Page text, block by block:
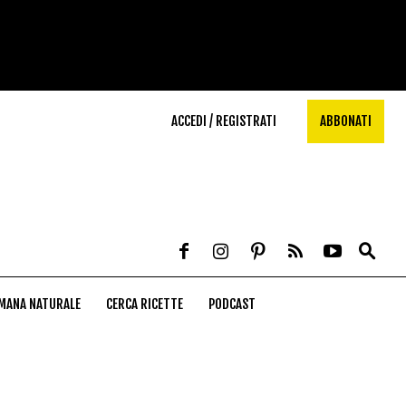
ACCEDI / REGISTRATI ABBONATI
NATURALE CERCA RICETTE PODCAST